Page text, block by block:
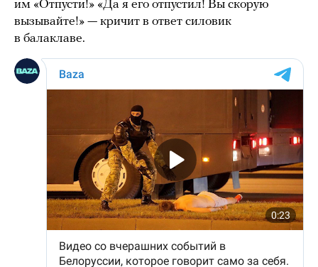
им «Отпусти!» «Да я его отпустил! Вы скорую
вызывайте!» — кричит в ответ силовик
в балаклаве.